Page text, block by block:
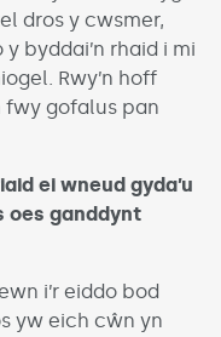
dros y cwsmer,
byddai’n rhaid i mi
Rwy’n hoff
gofalus pan
ei wneud gyda’u
oes ganddynt
i’r eiddo bod
yw eich cŵn yn